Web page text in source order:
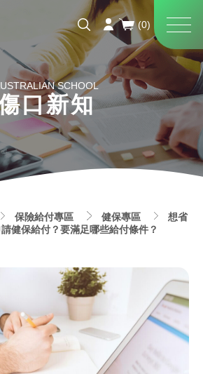
SCHOOL
口新知
保險給付專區 健保專區
想省
健保給付？要滿足哪些給付條件？